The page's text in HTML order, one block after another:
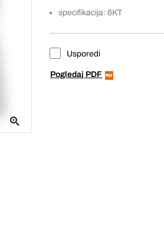
specifikacija: 6KT
Usporedi
Pogledaj PDF